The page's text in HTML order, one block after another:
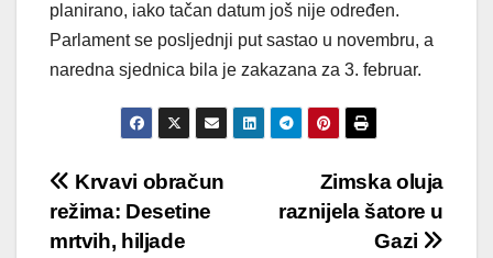
planirano, iako tačan datum još nije određen.
Parlament se posljednji put sastao u novembru, a
naredna sjednica bila je zakazana za 3. februar.
Post
navigation
Zimska oluja
raznijela šatore u
Gazi
Krvavi obračun
režima: Desetine
mrtvih, hiljade